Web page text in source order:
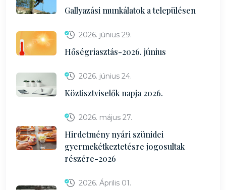
Gallyazási munkálatok a településen
2026. június 29.
Hőségriasztás-2026. június
2026. június 24.
Köztisztviselők napja 2026.
2026. május 27.
Hirdetmény nyári szünidei
gyermekétkeztetésre jogosultak
részére-2026
2026. Április 01.